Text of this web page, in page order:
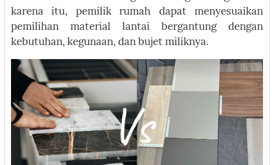
karena itu, pemilik rumah dapat menyesuaikan
pemilihan material lantai bergantung dengan
kebutuhan, kegunaan, dan bujet miliknya.